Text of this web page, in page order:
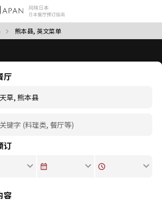
熊本县, 英文菜单
厅
订
容